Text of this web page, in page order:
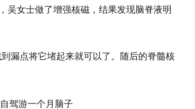
吴女士做了增强核磁，结果发现脑脊液明
漏点将它堵起来就可以了。随后的脊髓核